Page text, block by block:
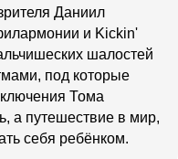
Даниил
и Kickin'
шалостей
под которые
Тома
а путешествие в мир,
себя ребёнком.